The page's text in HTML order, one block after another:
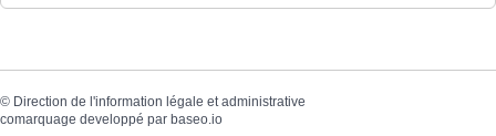
© Direction de l'information légale et administrative
comarquage developpé par baseo.io